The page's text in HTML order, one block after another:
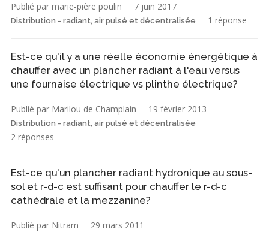
Publié par marie-pière poulin 7 juin 2017
Distribution - radiant, air pulsé et décentralisée 1 réponse
Est-ce qu'il y a une réelle économie énergétique à
chauffer avec un plancher radiant à l'eau versus
une fournaise électrique vs plinthe électrique?
Publié par Marilou de Champlain 19 février 2013
Distribution - radiant, air pulsé et décentralisée
2 réponses
Est-ce qu'un plancher radiant hydronique au sous-
sol et r-d-c est suffisant pour chauffer le r-d-c
cathédrale et la mezzanine?
Publié par Nitram 29 mars 2011